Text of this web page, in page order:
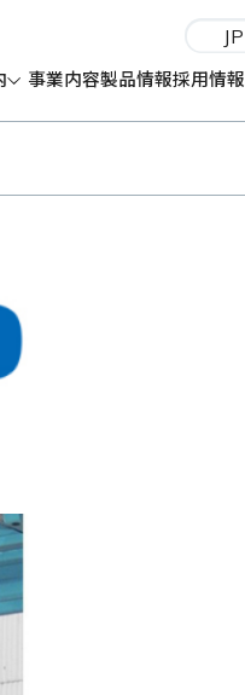
JP
事業内容製品情報採用情報